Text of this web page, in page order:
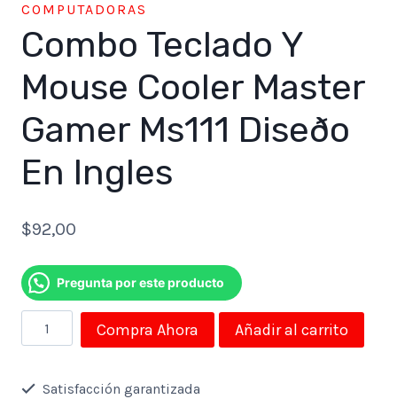
COMPUTADORAS
Combo Teclado Y
Mouse Cooler Master
Gamer Ms111 Diseðo
En Ingles
$92,00
Pregunta por este producto
Combo
Teclado
Compra Ahora Añadir al carrito
Satisfacción garantizada